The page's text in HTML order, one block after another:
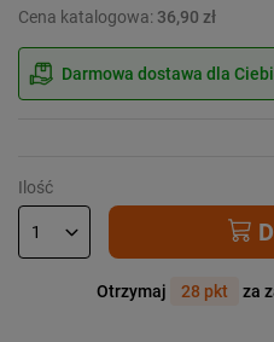
Cena katalogowa: 36,90 zł
Darmowa dostawa dla
Ilość
Otrzymaj 28 pkt za